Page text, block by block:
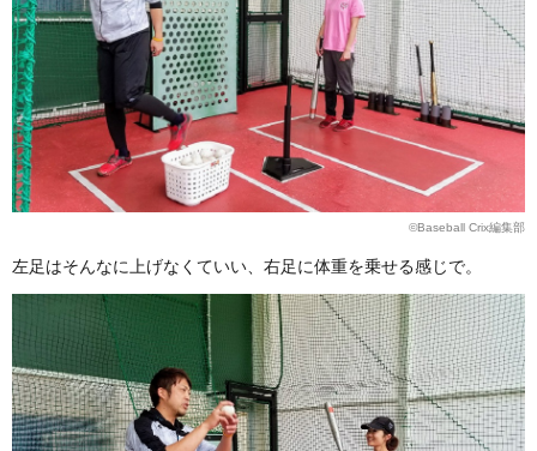
©Baseball Crix編集部
左足はそんなに上げなくていい、右足に体重を乗せる感じで。